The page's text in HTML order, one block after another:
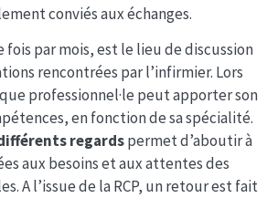
conviés aux échanges.
fois par mois, est le lieu de discussion
rencontrées par l’infirmier. Lors
professionnel·le peut apporter son
en fonction de sa spécialité.
regardspermet d’aboutir à
aux besoins et aux attentes des
A l’issue de la RCP, un retour est fait